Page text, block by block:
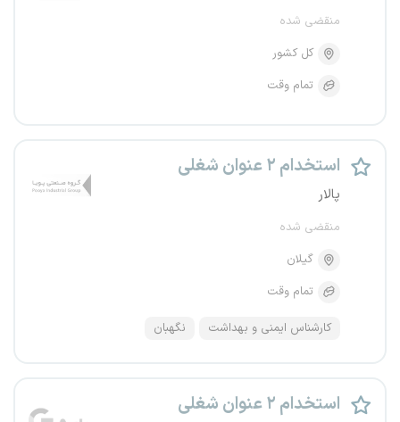
منقضی شده
کل کشور
تمام وقت
استخدام ۲ عنوان شغلی
پالار
منقضی شده
گیلان
تمام وقت
کارشناس ایمنی و بهداشت نگهبان
استخدام ۲ عنوان شغلی